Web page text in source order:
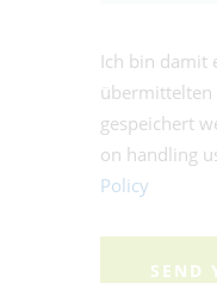
Ich bin damit
übermittelten
gespeichert
on handling
Policy